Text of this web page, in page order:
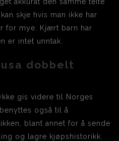
skje hvis man ikke har
for mye. Kjært barn har
er intet unntak.
dobbelt
gis videre til Norges
også til å
blant annet for å sende
og lagre kjøpshistorikk.